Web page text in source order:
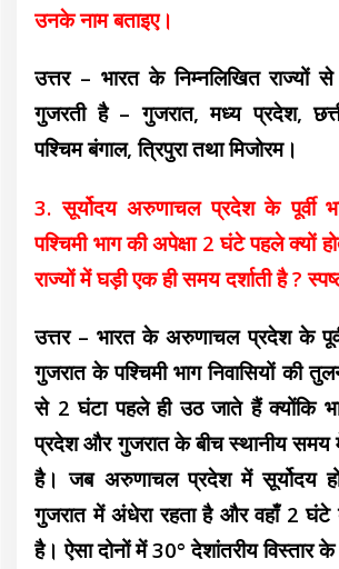
उनके नाम बताइए।
उत्तर – भारत के निम्नलिखित राज्यों
गुजरती है – गुजरात, मध्य प्रदेश,
पश्चिम बंगाल, त्रिपुरा तथा मिजोरम।
3. सूर्योदय अरुणाचल प्रदेश के पूर्वी
पश्चिमी भाग की अपेक्षा 2 घंटे पहले क्यों
राज्यों में घड़ी एक ही समय दर्शाती है ?
उत्तर – भारत के अरुणाचल प्रदेश के
गुजरात के पश्चिमी भाग निवासियों की
से 2 घंटा पहले ही उठ जाते हैं क्योंकि
प्रदेश और गुजरात के बीच स्थानीय
है। जब अरुणाचल प्रदेश में सूर्योदय
गुजरात में अंधेरा रहता है और वहाँ 2 घंटे
है। ऐसा दोनों में 30° देशांतरीय विस्तार